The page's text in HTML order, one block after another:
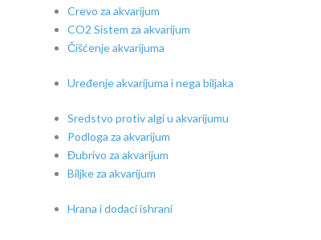
Crevo za akvarijum
CO2 Sistem za akvarijum
Čišćenje akvarijuma
Uređenje akvarijuma i nega biljaka
Sredstvo protiv algi u akvarijumu
Podloga za akvarijum
Đubrivo za akvarijum
Biljke za akvarijum
Hrana i dodaci ishrani